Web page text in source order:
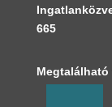
665